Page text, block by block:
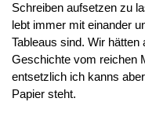
Schreiben aufsetzen zu
lebt immer mit einander
Tableaus sind. Wir
Geschichte vom reichen
entsetzlich ich kanns
Papier steht.